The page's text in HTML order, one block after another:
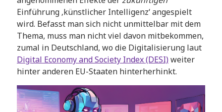
Einführung ‚künstlicher Intelligenz‘ angespielt
wird. Befasst man sich nicht unmittelbar mit dem
Thema, muss man nicht viel davon mitbekommen,
zumal in Deutschland, wo die Digitalisierung laut
Digital Economy and Society Index (DESI) weiter
hinter anderen EU-Staaten hinterherhinkt.